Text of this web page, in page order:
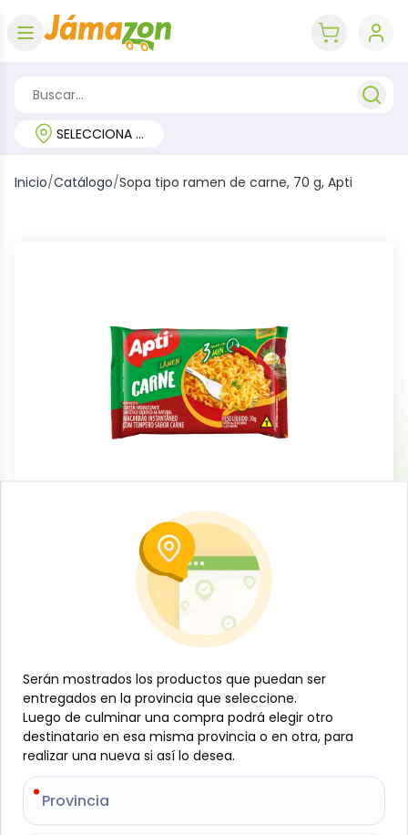
SELECCIONA TU REGIÓN
Inicio/Catálogo/Sopa tipo ramen de carne, 70 g, Apti
Cereales, granos y pastas
Sopa tipo ramen de carne, 70 g, Apti
B-JAM-001-838
-
Añadir al carrito
Deliciosa sopa instantánea con sabor a carne, fácil y
rápida de preparar. Ideal para un almuerzo o cena
Serán mostrados los productos que puedan ser
entregados en la provincia que seleccione.
Luego de culminar una compra podrá elegir otro
destinatario en esa misma provincia o en otra, para
realizar una nueva si así lo desea.
Provincia
Serán mostrados los productos que puedan ser
entregados en la provincia que seleccione.
Luego de culminar una compra podrá elegir otro
destinatario en esa misma provincia o en otra, para
realizar una nueva si así lo desea.
Provincia